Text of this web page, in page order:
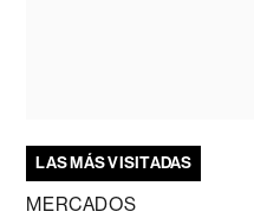
LAS MÁS VISITADAS
MERCADOS